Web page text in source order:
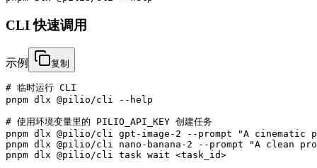
CLI 快速调用
示例 复制
# 临时运行 CLI
pnpm dlx @pilio/cli --help
# 使用环境变量里的 PILIO_API_KEY 创建任务
pnpm dlx @pilio/cli gpt-image-2 --prompt "A
pnpm dlx @pilio/cli nano-banana-2 --prompt "A clean
pnpm dlx @pilio/cli task wait <task_id>